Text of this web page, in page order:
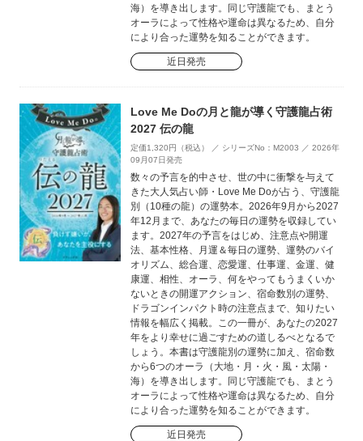
海）を導き出します。同じ守護龍でも、まとう
オーラによって性格や運命は異なるため、自分
により合った運勢を知ることができます。
近日発売
Love Me Doの月と龍が導く守護龍占術
2027 伝の龍
定価1,320円（税込） ／ シリーズNo：M2003 ／ 2026年
09月07日発売
数々の予言を的中させ、世の中に衝撃を与えて
きた大人気占い師・Love Me Doが占う、守護龍
別（10種の龍）の運勢本。2026年9月から2027
年12月まで、あなたの毎日の運勢を収録してい
ます。2027年の予言をはじめ、注意点や開運
法、基本性格、月運＆毎日の運勢、運勢のバイ
オリズム、総合運、恋愛運、仕事運、金運、健
康運、相性、オーラ、何をやってもうまくいか
ないときの開運アクション、宿命数別の運勢、
ドラゴンインパクト時の注意点まで、知りたい
情報を幅広く掲載。この一冊が、あなたの2027
年をより幸せに過ごすための道しるべとなるで
しょう。本書は守護龍別の運勢に加え、宿命数
から6つのオーラ（大地・月・火・風・太陽・
海）を導き出します。同じ守護龍でも、まとう
オーラによって性格や運命は異なるため、自分
により合った運勢を知ることができます。
近日発売